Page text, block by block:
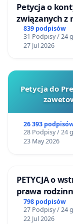
Petycja o
związanych z
839 podpisów
31 Podpisy / 24
27 Jul 2026
Petycja do
26 393
28 Podpisy / 24
23 May 2026
PETYCJA o
798 podpisów
27 Podpisy / 24
22 Jul 2026